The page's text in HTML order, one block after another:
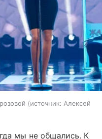
источник: Алексей
мы не общались. К